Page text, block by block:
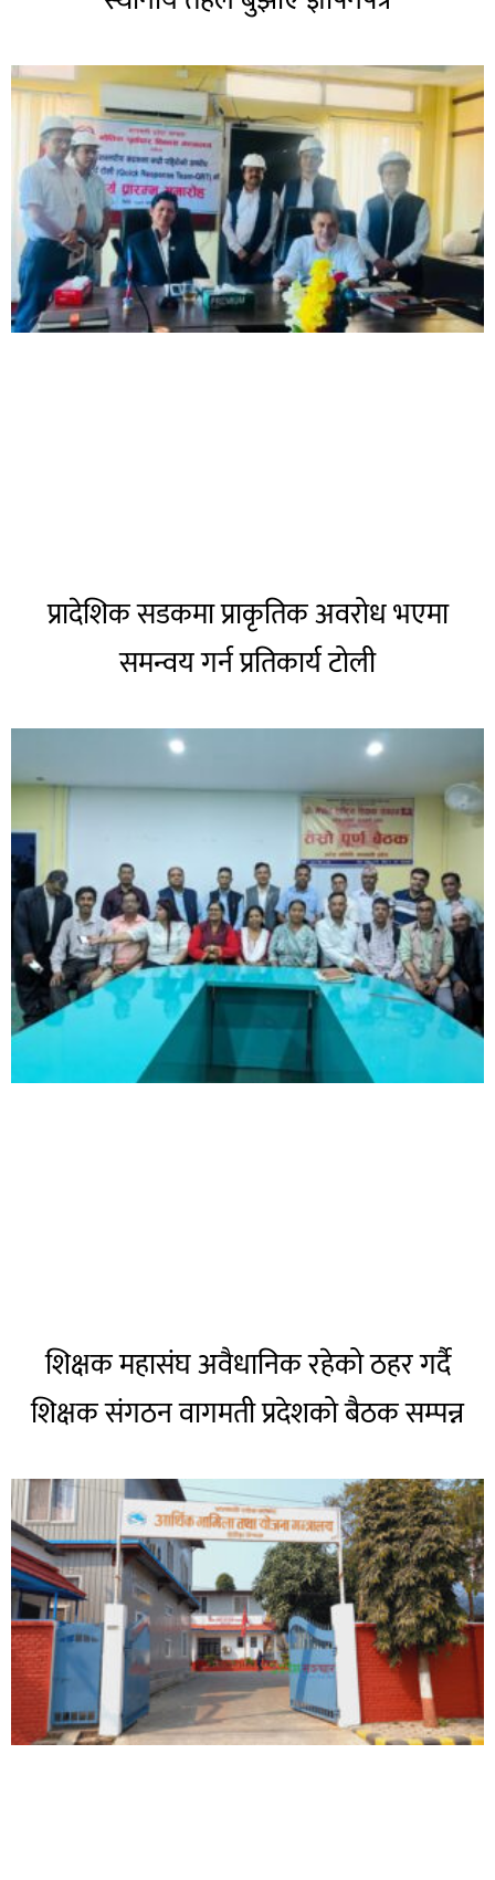
प्रादेशिक सडकमा प्राकृतिक अवरोध भएमा
समन्वय गर्न प्रतिकार्य टोली
शिक्षक महासंघ अवैधानिक रहेको ठहर गर्दै
शिक्षक संगठन वागमती प्रदेशको बैठक सम्पन्न